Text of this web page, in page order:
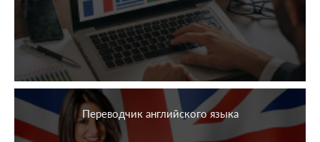
Переводчик английского языка